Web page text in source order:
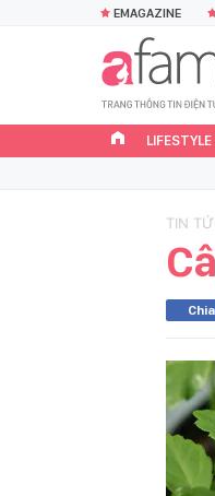
EMAGAZINE
LIFESTYLE
TIN